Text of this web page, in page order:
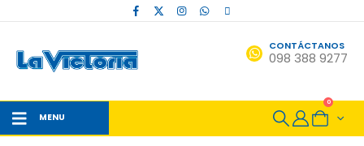
CONTÁCTANOS
098 388 9277
MENU
0